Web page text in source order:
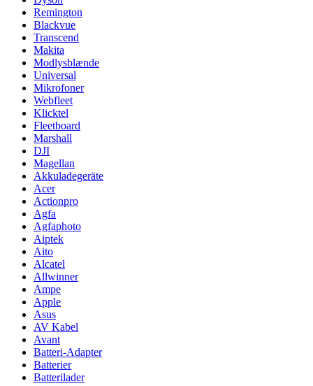
Remington
Blackvue
Transcend
Makita
Modlysblænde
Universal
Mikrofoner
Webfleet
Klicktel
Fleetboard
Marshall
DJI
Magellan
Akkuladegeräte
Acer
Actionpro
Agfa
Agfaphoto
Aiptek
Aito
Alcatel
Allwinner
Ampe
Apple
Asus
AV Kabel
Avant
Batteri-Adapter
Batterier
Batterilader